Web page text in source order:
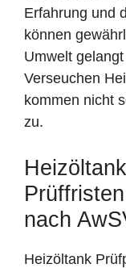
Erfahrung und
können
Umwelt
Verseuchen
kommen nicht
zu.
nach
Heizöltank